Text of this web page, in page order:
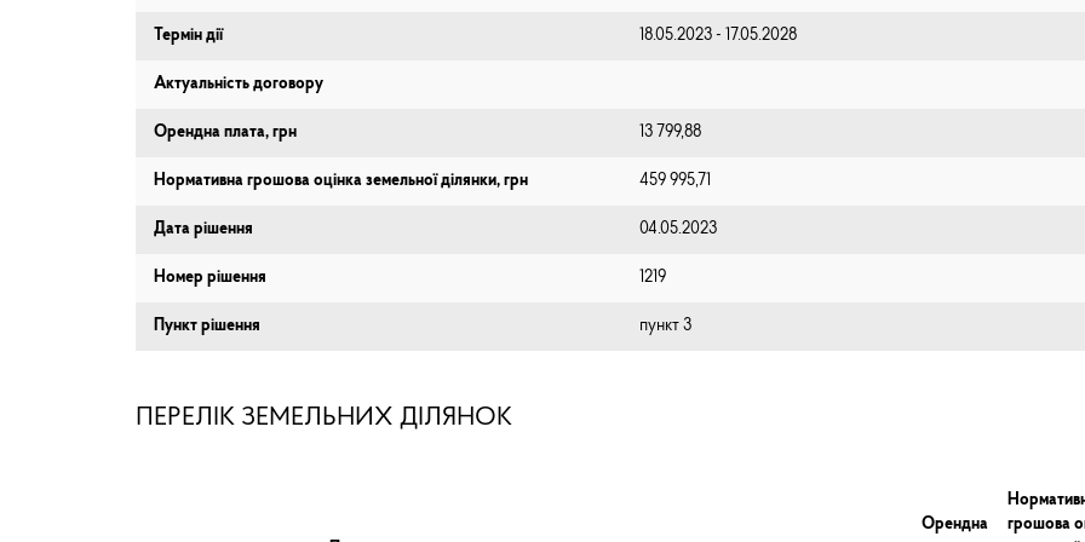
Термін дії 18.05.2023 - 17.05.2028
Актуальність договору
Орендна плата, грн 13 799,88
Нормативна грошова оцінка земельної ділянки, грн 459 995,71
Дата рішення 04.05.2023
Номер рішення 1219
Пункт рішення пункт 3
ПЕРЕЛІК ЗЕМЕЛЬНИХ ДІЛЯНОК
Орендна
грошова